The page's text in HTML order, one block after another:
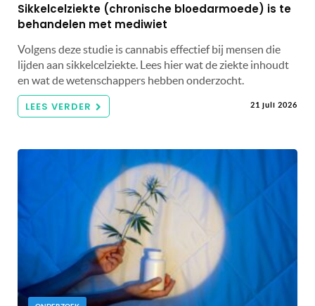
Sikkelcelziekte (chronische bloedarmoede) is te
behandelen met mediwiet
Volgens deze studie is cannabis effectief bij mensen die
lijden aan sikkelcelziekte. Lees hier wat de ziekte inhoudt
en wat de wetenschappers hebben onderzocht.
LEES VERDER 21 juli 2026